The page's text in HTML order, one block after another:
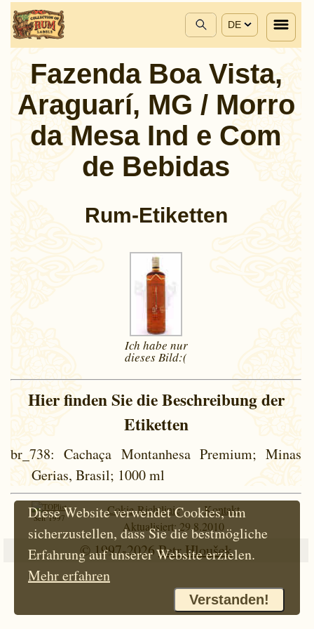
DE
Fazenda Boa Vista,
Araguarí, MG / Morro
da Mesa Ind e Com
de Bebidas
Rum-Etiketten
Ich habe nur
diesesBild:(
Hier finden Sie die Beschreibung der
Etiketten
br_738: Cachaça Montanhesa Premium; Minas
Gerias, Brasil; 1000 ml
Seit 1997
Cokie-Richtlinie
Kontakt
Aktualisiert: 29.8.2010
© 1997-2026 Petr Hloušek
Diese Website verwendet Cookies, um
sicherzustellen, dass Sie die bestmögliche
Erfahrung auf unserer Website erzielen.
Mehr erfahren
Verstanden!